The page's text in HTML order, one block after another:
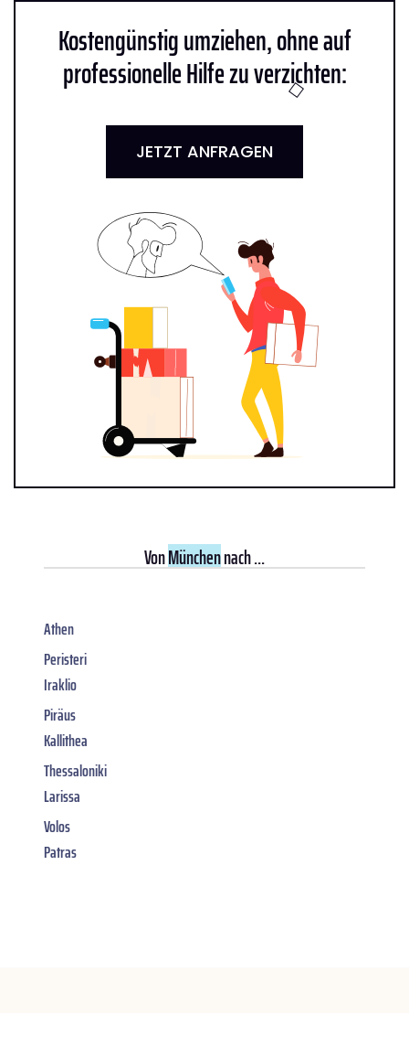
Kostengünstig umziehen, ohne auf
professionelle Hilfe zu verzichten:
JETZT ANFRAGEN
VonMünchennach ...
Athen
Peristeri
Iraklio
Piräus
Kallithea
Thessaloniki
Larissa
Volos
Patras